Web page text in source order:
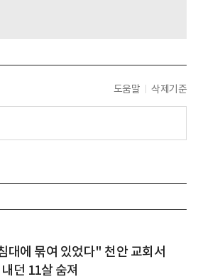
도움말 삭제기준
대에 묶여 있었다" 천안 교회서
던 11살 숨져